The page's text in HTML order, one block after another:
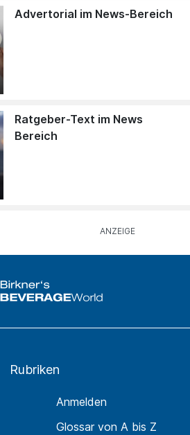
Advertorial im News-Bereich
Ratgeber-Text im News
Bereich
Rubriken
Anmelden
Glossar von A bis Z